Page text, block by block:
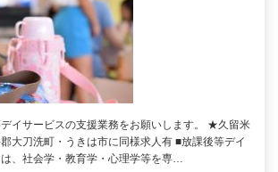
イサービスの支援業務をお願いします。 ★久留米
大刀洗町・うきは市に同様求人有 ■放課後等デイ
、社会学・教育学・心理学等を専…